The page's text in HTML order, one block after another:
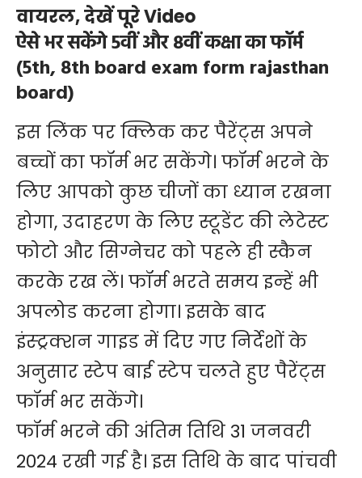
वायरल, देखें पूरे Video
ऐसे भर सकेंगे 5वीं और 8वीं कक्षा का फॉर्म
(5th, 8th board exam form rajasthan
board)
इस लिंक पर क्लिक कर पैरेंट्स अपने
बच्चों का फॉर्म भर सकेंगे। फॉर्म भरने के
लिए आपको कुछ चीजों का ध्यान रखना
होगा, उदाहरण के लिए स्टूडेंट की लेटेस्ट
फोटो और सिग्नेचर को पहले ही स्कैन
करके रख लें। फॉर्म भरते समय इन्हें भी
अपलोड करना होगा। इसके बाद
इंस्ट्रक्शन गाइड में दिए गए निर्देशों के
अनुसार स्टेप बाई स्टेप चलते हुए पैरेंट्स
फॉर्म भर सकेंगे।
फॉर्म भरने की अंतिम तिथि 31 जनवरी
2024 रखी गई है। इस तिथि के बाद पांचवी